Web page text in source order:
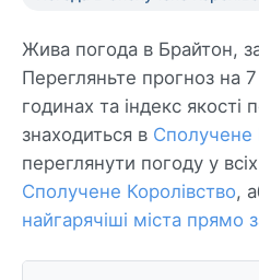
Жива погода в Брайтон,
Перегляньте прогноз на
годинах та індекс якості
знаходиться в Сполучене
переглянути погоду у
Сполучене Королівство,
найгарячіші міста прямо